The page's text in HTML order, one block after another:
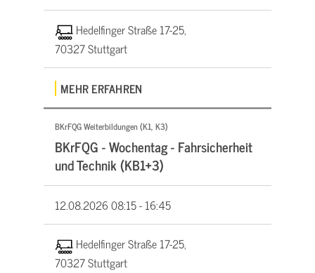
Hedelfinger Straße 17-25,
70327 Stuttgart
MEHR ERFAHREN
BKrFQG Weiterbildungen (K1, K3)
BKrFQG - Wochentag - Fahrsicherheit
und Technik (KB1+3)
12.08.202608:15 - 16:45
Hedelfinger Straße 17-25,
70327 Stuttgart